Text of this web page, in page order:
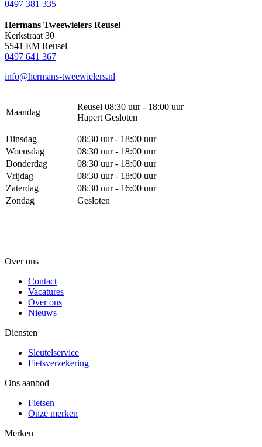
0497 381 335
Hermans Tweewielers Reusel
Kerkstraat 30
5541 EM Reusel
0497 641 367
info@hermans-tweewielers.nl
Maandag
Reusel 08:30 uur - 18:00 uur
Hapert Gesloten
Dinsdag
08:30 uur - 18:00 uur
Woensdag
08:30 uur - 18:00 uur
Donderdag
08:30 uur - 18:00 uur
Vrijdag
08:30 uur - 18:00 uur
Zaterdag
08:30 uur - 16:00 uur
Zondag
Gesloten
Over ons
Contact
Vacatures
Over ons
Nieuws
Diensten
Sleutelservice
Fietsverzekering
Ons aanbod
Fietsen
Onze merken
Merken